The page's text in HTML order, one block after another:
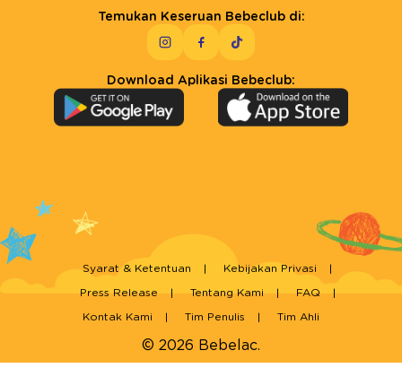
Temukan Keseruan Bebeclub di:
Download Aplikasi Bebeclub:
© 2026 Bebelac.
Syarat & Ketentuan Kebijakan Privasi
Press Release Tentang Kami FAQ
Kontak Kami Tim Penulis Tim Ahli